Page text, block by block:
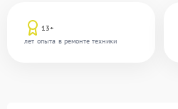
13+
лет опыта в ремонте техники